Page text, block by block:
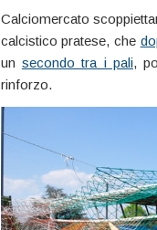
Calciomercato
calcistico pratese, che
un secondo tra i pali,
rinforzo.